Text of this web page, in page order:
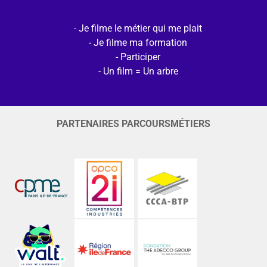
Je filme le métier qui me plait
Je filme ma formation
Participer
Un film = Un arbre
PARTENAIRES PARCOURSMÉTIERS